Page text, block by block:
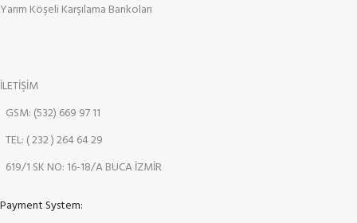
Yarım Köşeli Karşılama Bankoları
İLETİŞİM
GSM: (532) 669 97 11
TEL: ( 232 ) 264 64 29
619/1 SK NO: 16-18/A BUCA İZMİR
Payment System: